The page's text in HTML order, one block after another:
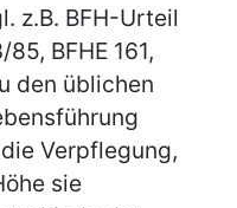
z.B. BFH-Urteil
BFHE 161,
den üblichen
Verpflegung,
sie